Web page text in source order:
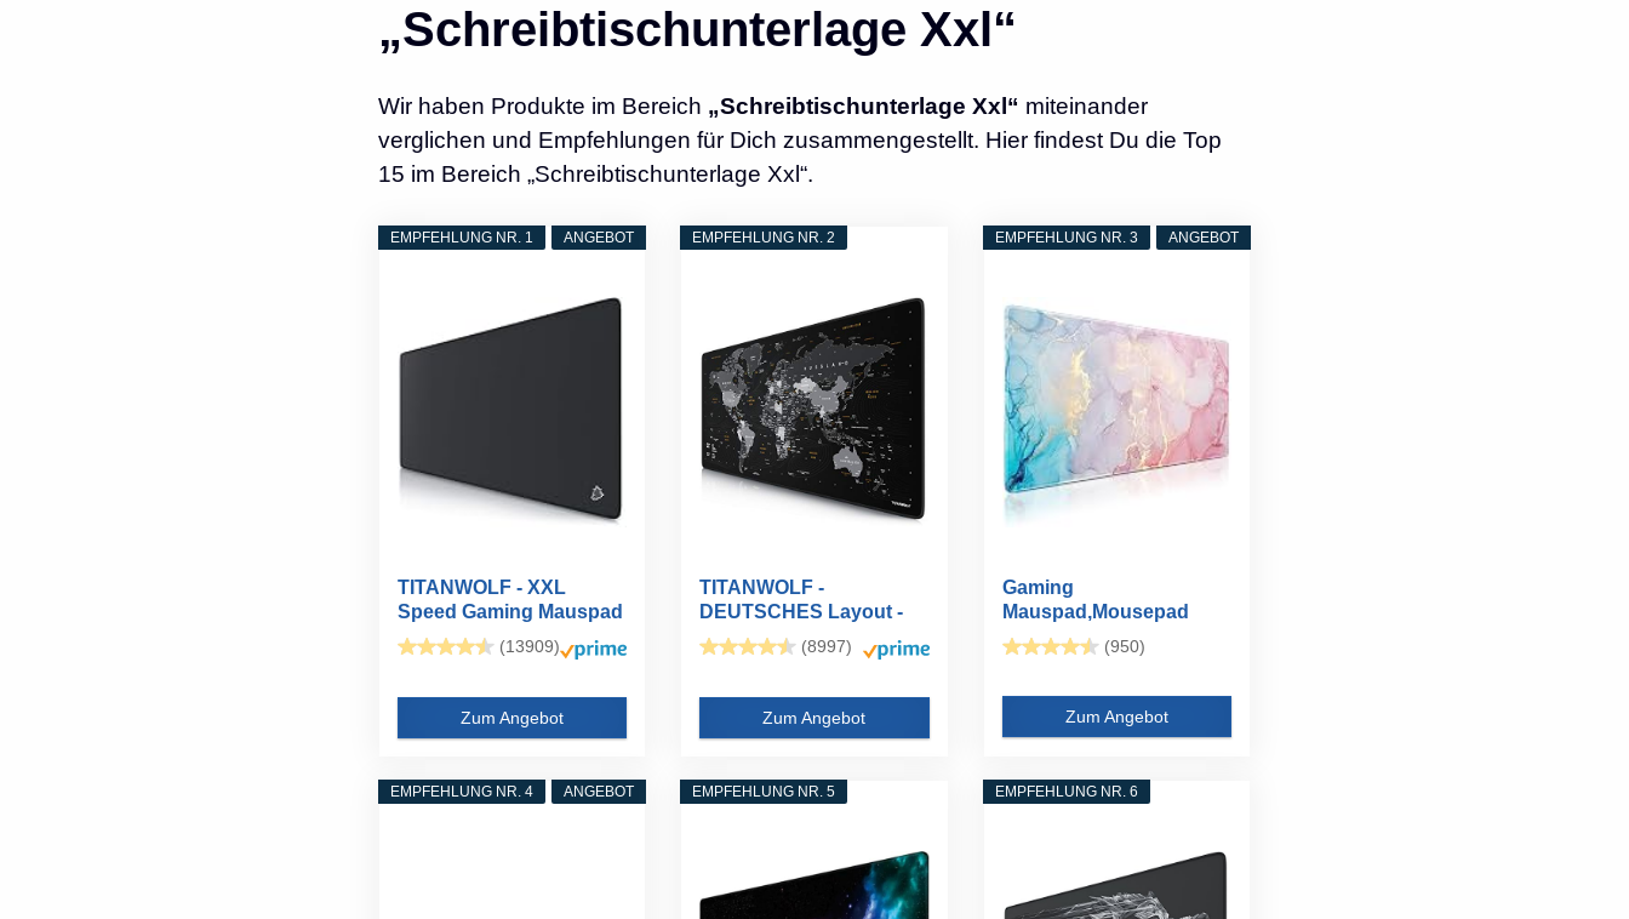
„Schreibtischunterlage Xxl“
Wir haben Produkte im Bereich „Schreibtischunterlage Xxl“ miteinander
verglichen und Empfehlungen für Dich zusammengestellt. Hier findest Du die Top
15 im Bereich „Schreibtischunterlage Xxl“.
ANGEBOT
EMPFEHLUNG NR. 1
TITANWOLF - XXL
Speed Gaming Mauspad
Titanwolf...
(13909)
Zum Angebot
EMPFEHLUNG NR. 2
TITANWOLF -
DEUTSCHES Layout -
Titanwolf XXL...
(8997)
Zum Angebot
ANGEBOT
EMPFEHLUNG NR. 3
Gaming
Mauspad,Mousepad
XXL,Mauspad...
(950)
Zum Angebot
ANGEBOT
EMPFEHLUNG NR. 4 EMPFEHLUNG NR. 5 EMPFEHLUNG NR. 6